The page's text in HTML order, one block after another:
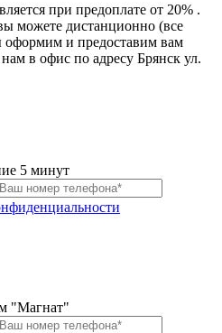
при предоплате от 20% .
можете дистанционно (все
и предоставим вам
в офис по адресу Брянск ул.
5 минут
"Магнат"